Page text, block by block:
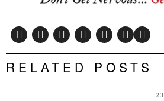
RELATED POSTS